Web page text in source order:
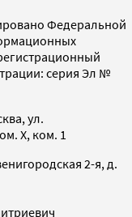
Федеральной
серия Эл №
ул.
X, ком. 1
2-я, д.